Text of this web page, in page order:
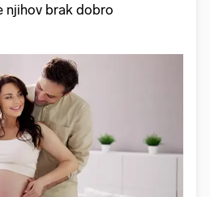
njihov brak dobro